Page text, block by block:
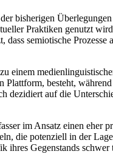
bisherigen
Praktiken genutzt
semiotische
einem
besteht,
dezidiert auf die
im Ansatz einen
die potenziell in der
Gegenstands